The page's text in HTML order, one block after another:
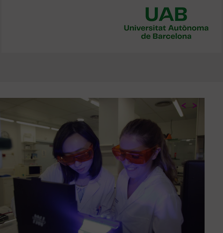
< >